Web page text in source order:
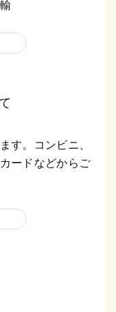
す。コンビニ、
ードなどからご